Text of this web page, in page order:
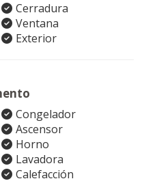
Cerradura
Ventana
Exterior
Congelador
Ascensor
Horno
Lavadora
Calefacción